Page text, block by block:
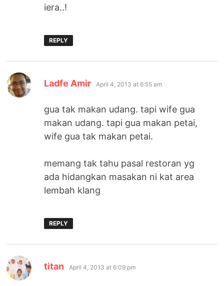
iera..!
REPLY
Ladfe Amir says:
April 4, 2013 at 6:55 am
gua tak makan udang. tapi wife gua
makan udang. tapi gua makan petai,
wife gua tak makan petai.
memang tak tahu pasal restoran yg
ada hidangkan masakan ni kat area
lembah klang
REPLY
titan says:
April 4, 2013 at 6:09 pm